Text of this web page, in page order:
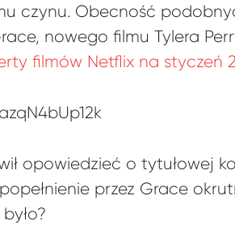
czynu. Obecność
nowego filmu Tylera
filmów Netflix na styczeń
opowiedzieć o tytułowej
przez Grace